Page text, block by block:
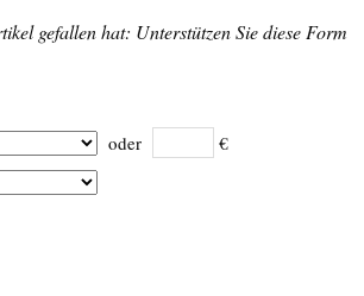
gefallen hat: Unterstützen Sie diese Form
oder €